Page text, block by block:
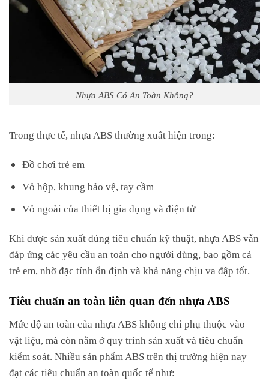
Nhựa ABS Có An Toàn Không?
Trong thực tế, nhựa ABS thường xuất hiện trong:
Đồ chơi trẻ em
Vỏ hộp, khung bảo vệ, tay cầm
Vỏ ngoài của thiết bị gia dụng và điện tử
Khi được sản xuất đúng tiêu chuẩn kỹ thuật, nhựa ABS vẫn
đáp ứng các yêu cầu an toàn cho người dùng, bao gồm cả
trẻ em, nhờ đặc tính ổn định và khả năng chịu va đập tốt.
Tiêu chuẩn an toàn liên quan đến nhựa ABS
Mức độ an toàn của nhựa ABS không chỉ phụ thuộc vào
vật liệu, mà còn nằm ở quy trình sản xuất và tiêu chuẩn
kiểm soát. Nhiều sản phẩm ABS trên thị trường hiện nay
đạt các tiêu chuẩn an toàn quốc tế như: